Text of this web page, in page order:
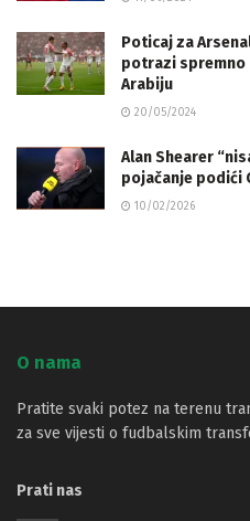
Poticaj za
potrazi spremno
Arabiju
20/05/2024
Alan Shearer
pojačanje podići
10/02/2026
O nama
Pratite svaki potez na terenu
za sve vijesti o fudbalskim
Prati nas